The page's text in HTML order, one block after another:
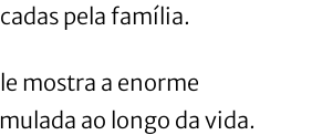
pela família.
mostra a enorme
ao longo da vida.